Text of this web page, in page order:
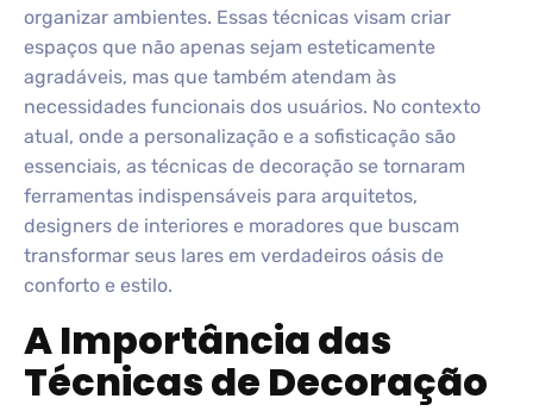
organizar ambientes. Essas técnicas visam criar
espaços que não apenas sejam esteticamente
agradáveis, mas que também atendam às
necessidades funcionais dos usuários. No contexto
atual, onde a personalização e a sofisticação são
essenciais, as técnicas de decoração se tornaram
ferramentas indispensáveis para arquitetos,
designers de interiores e moradores que buscam
transformar seus lares em verdadeiros oásis de
conforto e estilo.
A Importância das
Técnicas de Decoração